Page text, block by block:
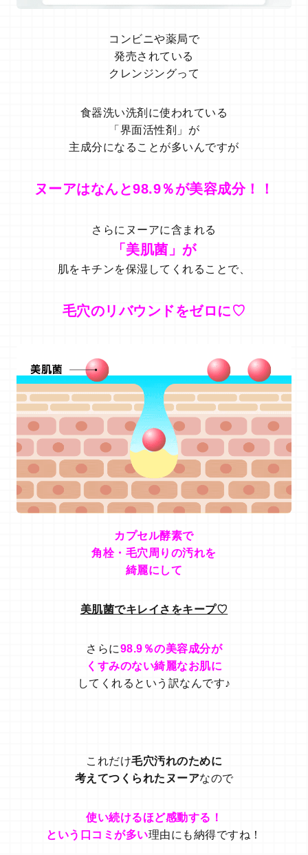
コンビニや薬局で
発売されている
クレンジングって
食器洗い洗剤に使われている
「界面活性剤」が
主成分になることが多いんですが
ヌーアはなんと98.9％が美容成分！！
さらにヌーアに含まれる
「美肌菌」が
肌をキチンを保湿してくれることで、
毛穴のリバウンドをゼロに♡
カプセル酵素で
角栓・毛穴周りの汚れを
綺麗にして
美肌菌でキレイさをキープ♡
さらに98.9％の美容成分が
くすみのない綺麗なお肌に
してくれるという訳なんです♪
これだけ毛穴汚れのために
考えてつくられたヌーアなので
使い続けるほど感動する！
という口コミが多い理由にも納得ですね！